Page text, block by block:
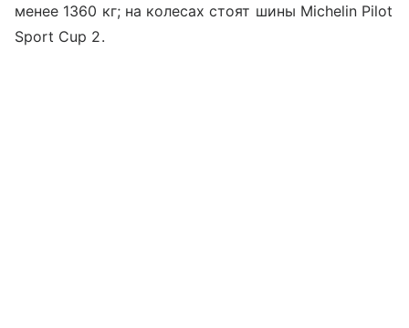
менее 1360 кг; на колесах стоят шины Michelin Pilot
Sport Cup 2.